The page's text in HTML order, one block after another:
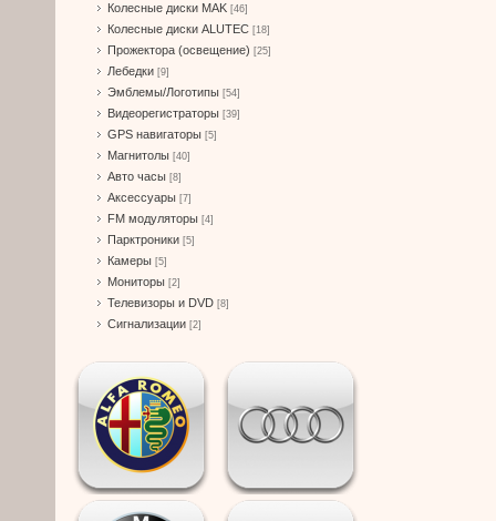
Колесные диски MAK [46]
Колесные диски ALUTEC [18]
Прожектора (освещение) [25]
Лебедки [9]
Эмблемы/Логотипы [54]
Видеорегистраторы [39]
GPS навигаторы [5]
Магнитолы [40]
Авто часы [8]
Аксессуары [7]
FM модуляторы [4]
Парктроники [5]
Камеры [5]
Мониторы [2]
Телевизоры и DVD [8]
Сигнализации [2]